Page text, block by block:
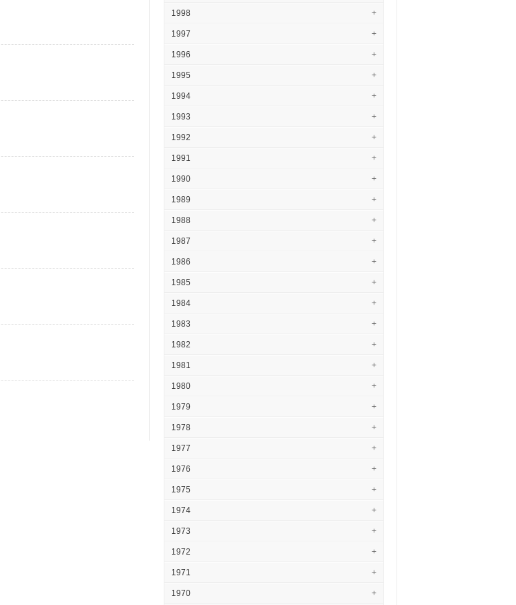
1998 +
1997 +
1996 +
1995 +
1994 +
1993 +
1992 +
1991 +
1990 +
1989 +
1988 +
1987 +
1986 +
1985 +
1984 +
1983 +
1982 +
1981 +
1980 +
1979 +
1978 +
1977 +
1976 +
1975 +
1974 +
1973 +
1972 +
1971 +
1970 +